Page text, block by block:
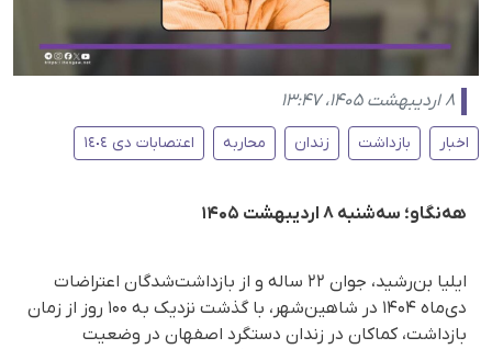
۸ اردیبهشت ۱۴۰۵، ۱۳:۴۷
اخبار بازداشت زندان محاربه اعتصابات دی ١٤٠٤
هه‌نگاو؛ سه‌شنبه ۸ اردیبهشت ۱۴۰۵
ایلیا بن‌رشید، جوان ۲۲ ساله و از بازداشت‌شدگان اعتراضات
دی‌ماه ۱۴۰۴ در شاهین‌شهر، با گذشت نزدیک به ۱۰۰ روز از زمان
بازداشت، کماکان در زندان دستگرد اصفهان در وضعیت